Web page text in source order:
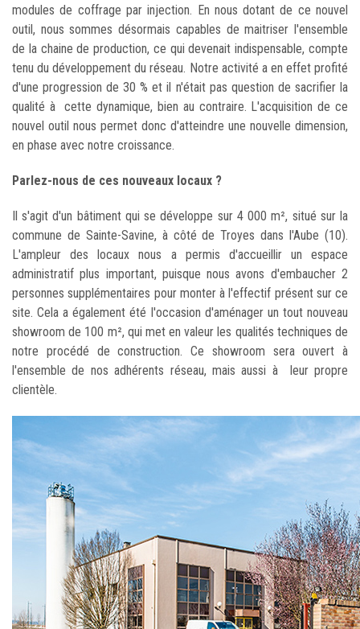
modules de coffrage par injection. En nous dotant de ce nouvel
outil, nous sommes désormais capables de maitriser l'ensemble
de la chaine de production, ce qui devenait indispensable, compte
tenu du développement du réseau. Notre activité a en effet profité
d'une progression de 30 % et il n'était pas question de sacrifier la
qualité à cette dynamique, bien au contraire. L'acquisition de ce
nouvel outil nous permet donc d'atteindre une nouvelle dimension,
en phase avec notre croissance.
Parlez-nous de ces nouveaux locaux ?
Il s'agit d'un bâtiment qui se développe sur 4 000 m², situé sur la
commune de Sainte-Savine, à côté de Troyes dans l'Aube (10).
L'ampleur des locaux nous a permis d'accueillir un espace
administratif plus important, puisque nous avons d'embaucher 2
personnes supplémentaires pour monter à l'effectif présent sur ce
site. Cela a également été l'occasion d'aménager un tout nouveau
showroom de 100 m², qui met en valeur les qualités techniques de
notre procédé de construction. Ce showroom sera ouvert à
l'ensemble de nos adhérents réseau, mais aussi à leur propre
clientèle.